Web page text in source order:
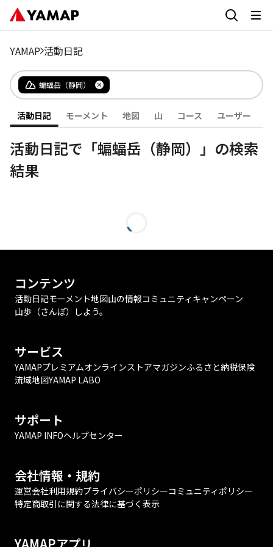
YAMAP 活動日記
蝙蝠岳（静岡）
活動日記 モーメント 地図 山 コース ユーザー
活動日記で「蝙蝠岳（静岡）」の検索
結果
コンテンツ
活動日記モーメント地図山の情報コミュニティ キャンペーン
山歩（さんぽ）しよう。
サービス
YAMAPプレミアムオンラインストアマガジンふるさと納税保険
流域地図YAMAP LABO
サポート
YAMAP INFOヘルプセンター
会社情報・規約
運営会社利用規約プライバシーポリシーコミュニティポリシー
特定商取引に関する法律に基づく表示